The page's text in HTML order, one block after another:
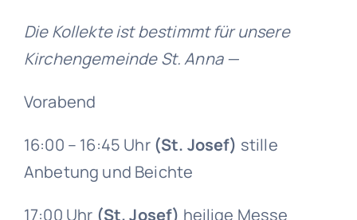
Einrichtungen
Gruppen
Die Kollekte ist bestimmt für unsere
Kirchengemeinde St. Anna —
Vorabend
16:00 – 16:45 Uhr(St. Josef) stille
Anbetung und Beichte
17:00 Uhr (St. Josef) heilige Messe